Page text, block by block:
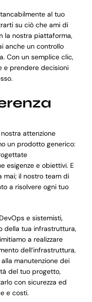
al tuo
su ciò che ami di
la nostra piattaforma,
anche un controllo
Con un semplice clic,
e prendere decisioni
attenzione
un prodotto generico:
esigenze e obiettivi. E
mai; il nostro team di
a risolvere ogni tuo
e sistemisti,
della tua infrastruttura,
a realizzare
dell’infrastruttura,
manutenzione dei
del tuo progetto,
con sicurezza ed
e costi.